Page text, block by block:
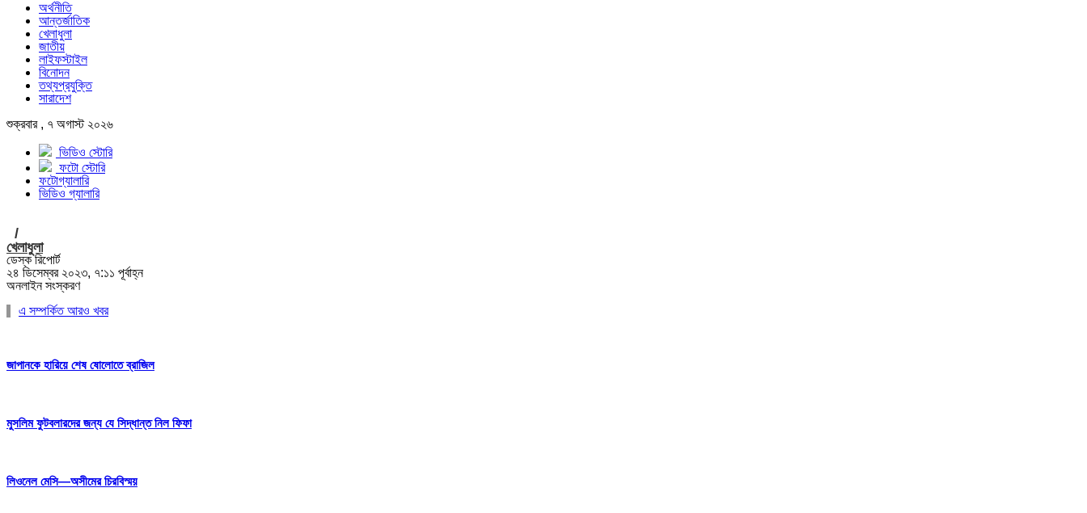
অর্থনীতি
আন্তর্জাতিক
খেলাধুলা
জাতীয়
লাইফস্টাইল
বিনোদন
তথ্যপ্রযুক্তি
সারাদেশ
শুক্রবার , ৭ অগাস্ট ২০২৬
ভিডিও স্টোরি
ফটো স্টোরি
ফটোগ্যালারি
ভিডিও গ্যালারি
/
খেলাধুলা
ডেস্ক রিপোর্ট
২৪ ডিসেম্বর ২০২৩, ৭:১১ পূর্বাহ্ন
অনলাইন সংস্করণ
এ সম্পর্কিত আরও খবর
জাপানকে হারিয়ে শেষ ষোলোতে ব্রাজিল
মুসলিম ফুটবলারদের জন্য যে সিদ্ধান্ত নিল ফিফা
লিওনেল মেসি—অসীমের চিরবিস্ময়